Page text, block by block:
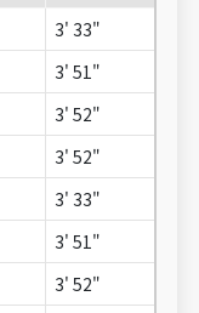
3' 33"
3' 51"
3' 52"
3' 52"
3' 33"
3' 51"
3' 52"